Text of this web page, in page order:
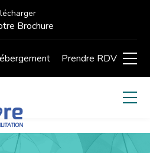
Brochure
Prendre RDV